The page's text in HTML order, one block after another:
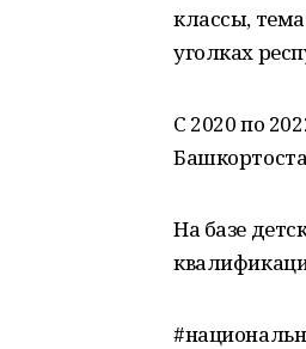
классы,
уголках
С 2020 по
На базе